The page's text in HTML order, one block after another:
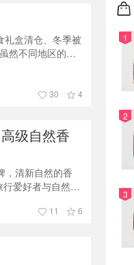
礼盒清仓、冬季被
然不同地区的
以$.97结尾。有
都在清仓。无论
30 4
级自然香
，清新自然的香
爱好者与自然爱
场上独树一帜，
无论你身处何
11 6